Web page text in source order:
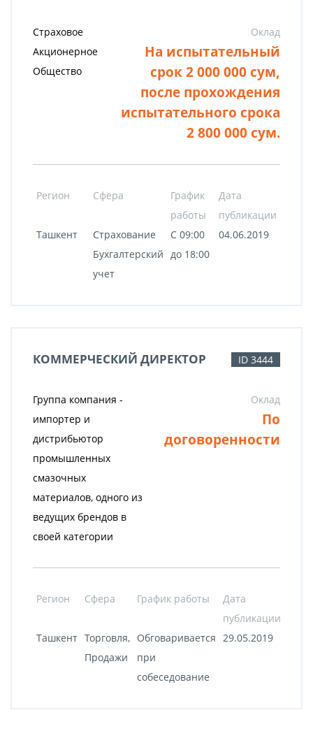
Страховое
Акционерное
Общество
Оклад
На испытательный
срок 2 000 000 сум,
после прохождения
испытательного срока
2 800 000 сум.
Регион Сфера
График
работы
Дата
публикации
Ташкент
Страхование
Бухгалтерский
учет
С 09:00
до 18:00
04.06.2019
КОММЕРЧЕСКИЙ ДИРЕКТОР ID 3444
Группа компания -
импортер и
дистрибьютор
промышленных
смазочных
материалов, одного из
ведущих брендов в
своей категории
Оклад
По
договоренности
Регион Сфера График работы
Дата
публикации
Ташкент Торговля,
Продажи
Обговаривается
при
собеседование
29.05.2019